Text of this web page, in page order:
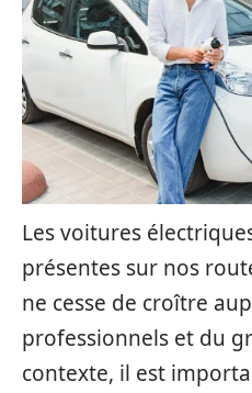
Les voitures
présentes sur nos
ne cesse de croître
professionnels et du
contexte, il est